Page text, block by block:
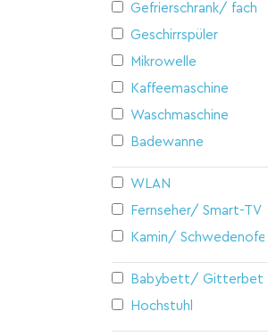
Gefrierschrank/ fach
Geschirrspüler
Mikrowelle
Kaffeemaschine
Waschmaschine
Badewanne
WLAN
Fernseher/ Smart-TV
Kamin/ Schwedenofen
Babybett/ Gitterbett
Hochstuhl